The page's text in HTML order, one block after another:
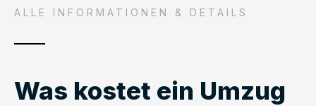
ALLE INFORMATIONEN & DETAILS
Was kostet ein Umzug